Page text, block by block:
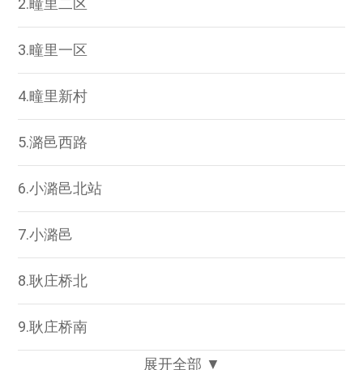
2.疃里二区
3.疃里一区
4.疃里新村
5.潞邑西路
6.小潞邑北站
7.小潞邑
8.耿庄桥北
9.耿庄桥南
展开全部 ▼